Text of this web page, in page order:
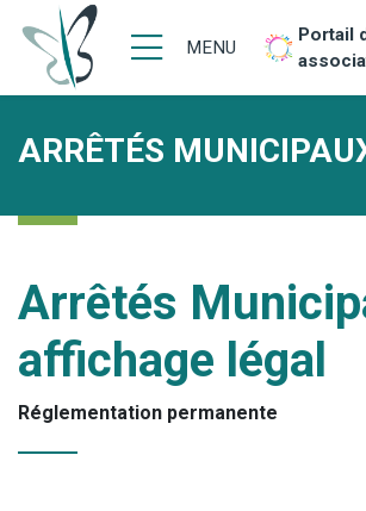
MENU
Portail
ARRÊTÉS
Arrêtés
affichage légal
Réglementation permanente